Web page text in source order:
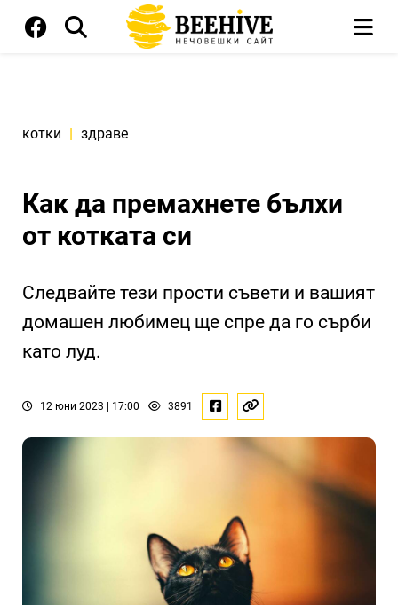
котки | здраве
Как да премахнете бълхи
от котката си
Следвайте тези прости съвети и вашият
домашен любимец ще спре да го сърби
като луд.
12 юни 2023 | 17:00 3891